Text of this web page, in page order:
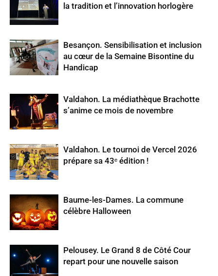
la tradition et l’innovation horlogère
Besançon. Sensibilisation et inclusion
au cœur de la Semaine Bisontine du
Handicap
Valdahon. La médiathèque Brachotte
s’anime ce mois de novembre
Valdahon. Le tournoi de Vercel 2026
prépare sa 43ᵉ édition !
Baume-les-Dames. La commune
célèbre Halloween
Pelousey. Le Grand 8 de Côté Cour
repart pour une nouvelle saison